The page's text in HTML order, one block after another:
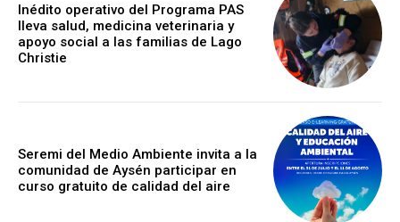
Inédito operativo del Programa PAS
lleva salud, medicina veterinaria y
apoyo social a las familias de Lago
Christie
Seremi del Medio Ambiente invita a la
comunidad de Aysén participar en
curso gratuito de calidad del aire